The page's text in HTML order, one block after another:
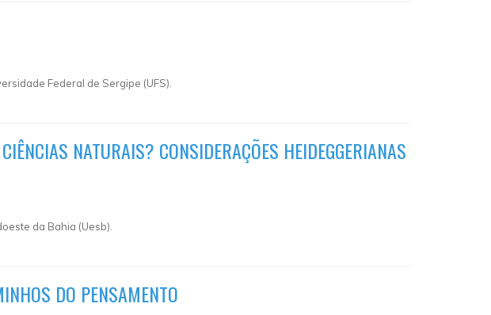
Federal de Sergipe (UFS).
NATURAIS? CONSIDERAÇÕES HEIDEGGERIANAS
da Bahia (Uesb).
DO PENSAMENTO